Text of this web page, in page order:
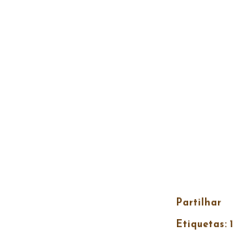
Partilhar
Etiquetas: